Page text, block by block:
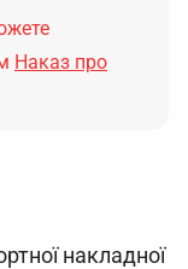
Наказ про
накладної